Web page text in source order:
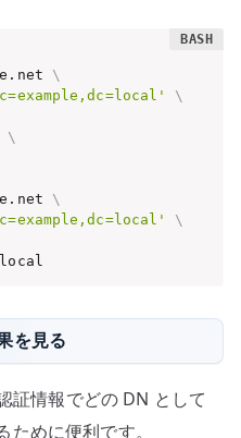
\
\
\
\
\
local
を見る
証情報でどの DN として
めに便利です。